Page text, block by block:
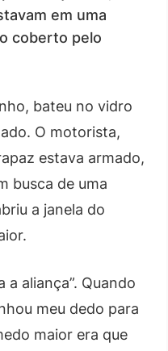
em uma
coberto pelo
bateu no vidro
O motorista,
estava armado,
busca de uma
a janela do
aliança”. Quando
meu dedo para
maior era que